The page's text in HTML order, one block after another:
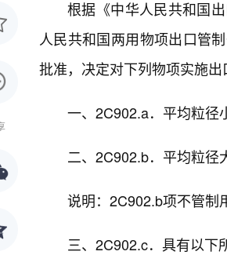
根据《中华人民共和国
人民共和国两用物项出口管
批准，决定对下列物项实施出
一、2C902.a．平均粒径
二、2C902.b．平均粒
说明：2C902.b项不管制
三、2C902.c．具有以下